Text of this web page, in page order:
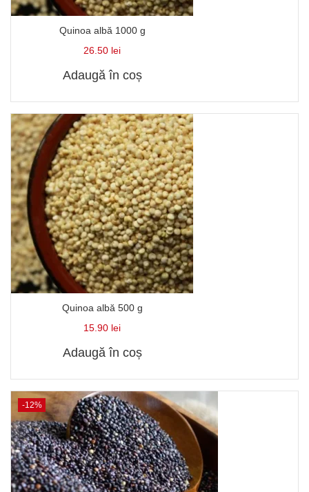
Quinoa albă 1000 g
26.50 lei
Adaugă în coș
Quinoa albă 500 g
15.90 lei
Adaugă în coș
-12%